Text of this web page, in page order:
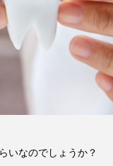
前歯
いなのでしょうか？